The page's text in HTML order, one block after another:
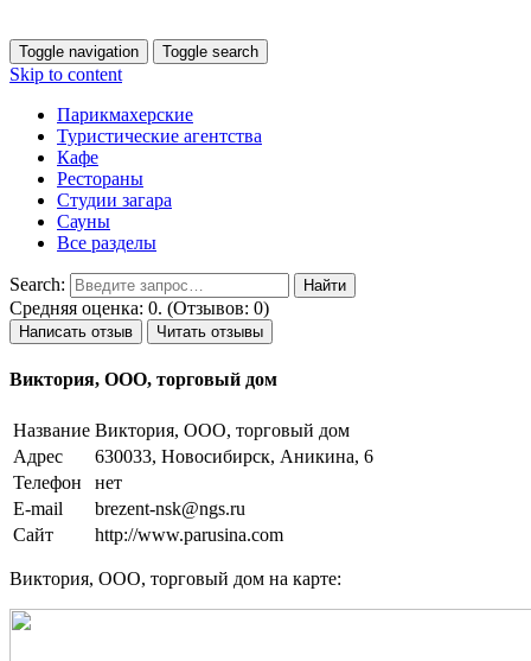
Toggle navigation Toggle search
Skip to content
Парикмахерские
Туристические агентства
Кафе
Рестораны
Студии загара
Сауны
Все разделы
Search:
Средняя оценка: 0. (Отзывов: 0)
Написать отзыв Читать отзывы
Виктория, ООО, торговый дом
Название Виктория, ООО, торговый дом
Адрес
630033, Новосибирск, Аникина, 6
Телефон
нет
E-mail
brezent-nsk@ngs.ru
Сайт
http://www.parusina.com
Виктория, ООО, торговый дом на карте: